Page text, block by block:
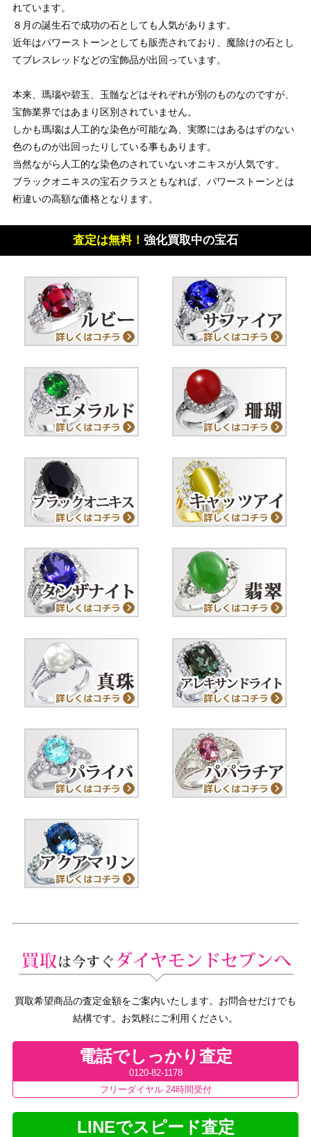
れています。
８月の誕生石で成功の石としても人気があります。
近年はパワーストーンとしても販売されており、魔除けの石とし
てブレスレッドなどの宝飾品が出回っています。
本来、瑪瑙や碧玉、玉髄などはそれぞれが別のものなのですが、
宝飾業界ではあまり区別されていません。
しかも瑪瑙は人工的な染色が可能な為、実際にはあるはずのない
色のものが出回ったりしている事もあります。
当然ながら人工的な染色のされていないオニキスが人気です。
ブラックオニキスの宝石クラスともなれば、パワーストーンとは
桁違いの高額な価格となります。
査定は無料！ 強化買取中の宝石
買取希望商品の査定金額をご案内いたします。お問合せだけでも
結構です。お気軽にご利用ください。
電話でしっかり査定
0120-82-1178
フリーダイヤル 24時間受付
LINEでスピード査定